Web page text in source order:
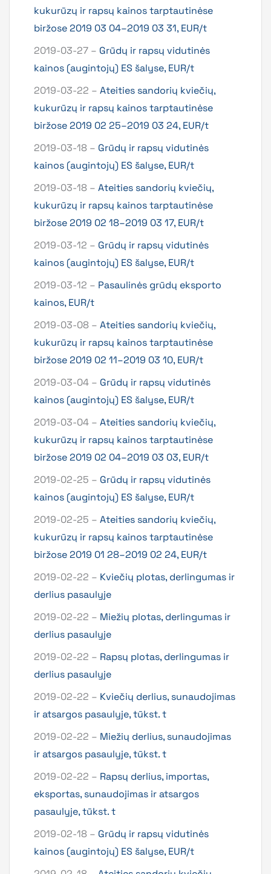
kukurūzų ir rapsų kainos tarptautinėse
biržose 2019 03 04–2019 03 31, EUR/t
2019-03-27 – Grūdų ir rapsų vidutinės
kainos (augintojų) ES šalyse, EUR/t
2019-03-22 – Ateities sandorių kviečių,
kukurūzų ir rapsų kainos tarptautinėse
biržose 2019 02 25–2019 03 24, EUR/t
2019-03-18 – Grūdų ir rapsų vidutinės
kainos (augintojų) ES šalyse, EUR/t
2019-03-18 – Ateities sandorių kviečių,
kukurūzų ir rapsų kainos tarptautinėse
biržose 2019 02 18–2019 03 17, EUR/t
2019-03-12 – Grūdų ir rapsų vidutinės
kainos (augintojų) ES šalyse, EUR/t
2019-03-12 – Pasaulinės grūdų eksporto
kainos, EUR/t
2019-03-08 – Ateities sandorių kviečių,
kukurūzų ir rapsų kainos tarptautinėse
biržose 2019 02 11–2019 03 10, EUR/t
2019-03-04 – Grūdų ir rapsų vidutinės
kainos (augintojų) ES šalyse, EUR/t
2019-03-04 – Ateities sandorių kviečių,
kukurūzų ir rapsų kainos tarptautinėse
biržose 2019 02 04–2019 03 03, EUR/t
2019-02-25 – Grūdų ir rapsų vidutinės
kainos (augintojų) ES šalyse, EUR/t
2019-02-25 – Ateities sandorių kviečių,
kukurūzų ir rapsų kainos tarptautinėse
biržose 2019 01 28–2019 02 24, EUR/t
2019-02-22 – Kviečių plotas, derlingumas ir
derlius pasaulyje
2019-02-22 – Miežių plotas, derlingumas ir
derlius pasaulyje
2019-02-22 – Rapsų plotas, derlingumas ir
derlius pasaulyje
2019-02-22 – Kviečių derlius, sunaudojimas
ir atsargos pasaulyje, tūkst. t
2019-02-22 – Miežių derlius, sunaudojimas
ir atsargos pasaulyje, tūkst. t
2019-02-22 – Rapsų derlius, importas,
eksportas, sunaudojimas ir atsargos
pasaulyje, tūkst. t
2019-02-18 – Grūdų ir rapsų vidutinės
kainos (augintojų) ES šalyse, EUR/t